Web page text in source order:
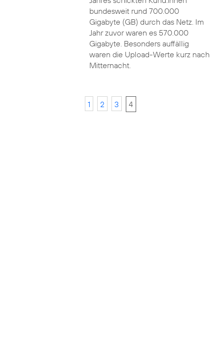
bundesweit rund 700.000
Gigabyte (GB) durch das Netz. Im
Jahr zuvor waren es 570.000
Gigabyte. Besonders auffällig
waren die Upload-Werte kurz nach
Mitternacht.
1 2 3 4